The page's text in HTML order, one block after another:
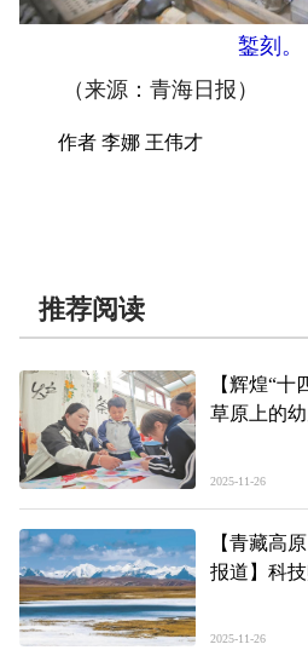
錾刻。
（来源：青海日报）
作者 李娜 王伟才
推荐阅读
【辉煌“
草原上的
2025-11-26
【青藏高
报道】科
2025-11-26